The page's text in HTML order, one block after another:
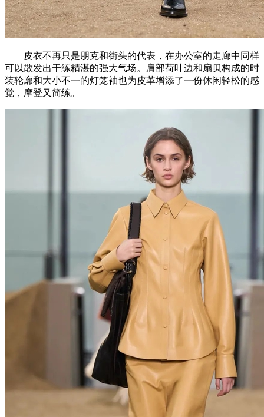
皮衣不再只是朋克和街头的代表，在办公室的走廊中同样
可以散发出干练精湛的强大气场。肩部荷叶边和扇贝构成的时
装轮廓和大小不一的灯笼袖也为皮革增添了一份休闲轻松的感
觉，摩登又简练。